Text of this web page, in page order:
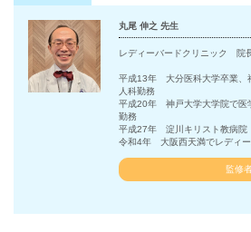
丸尾 伸之 先生
レディーバードクリニック 院
平成13年 大分医科大学卒業、
人科勤務
平成20年 神戸大学大学院で医
勤務
平成27年 淀川キリスト教病
令和4年 大阪西天満でレディ
監修